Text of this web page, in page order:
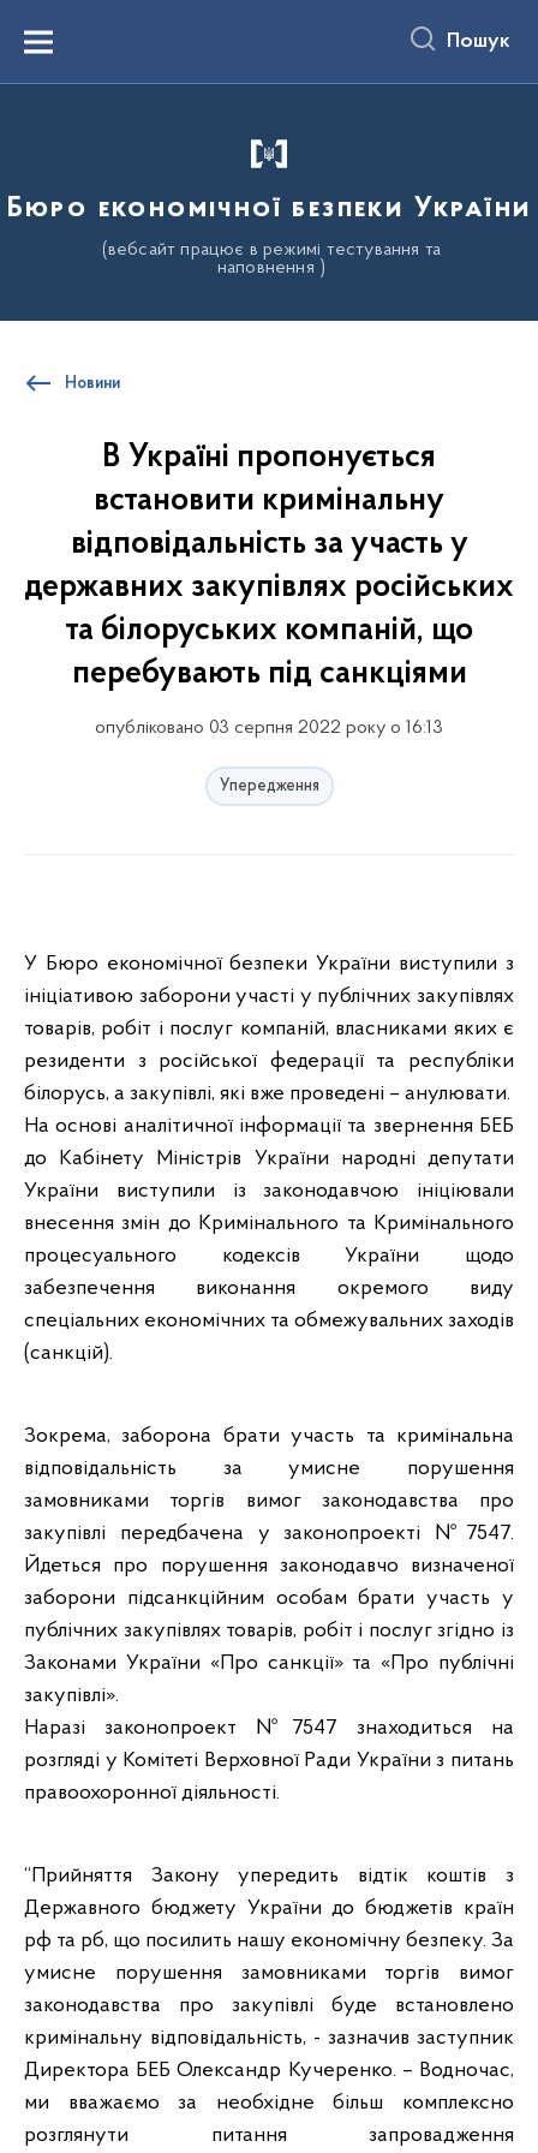
вмістуMenu Пошук
Бюро економічної безпеки України
(вебсайт працює в режимі тестування та
наповнення )
Новини
В Україні пропонується
встановити кримінальну
відповідальність за участь у
державних закупівлях російських
та білоруських компаній, що
перебувають під санкціями
опубліковано 03 серпня 2022 року о 16:13
Упередження
У Бюро економічної безпеки України виступили з
ініціативою заборони участі у публічних закупівлях
товарів, робіт і послуг компаній, власниками яких є
резиденти з російської федерації та республіки
білорусь, а закупівлі, які вже проведені – анулювати.
На основі аналітичної інформації та звернення БЕБ
до Кабінету Міністрів України народні депутати
України виступили із законодавчою ініціювали
внесення змін до Кримінального та Кримінального
процесуального кодексів України щодо
забезпечення виконання окремого виду
спеціальних економічних та обмежувальних заходів
(санкцій).
Зокрема, заборона брати участь та кримінальна
відповідальність за умисне порушення
замовниками торгів вимог законодавства про
закупівлі передбачена у законопроекті №7547.
Йдеться про порушення законодавчо визначеної
заборони підсанкційним особам брати участь у
публічних закупівлях товарів, робіт і послуг згідно із
Законами України «Про санкції» та «Про публічні
закупівлі».
Наразі законопроект №7547 знаходиться на
розгляді у Комітеті Верховної Ради України з питань
правоохоронної діяльності.
“Прийняття Закону упередить відтік коштів з
Державного бюджету України до бюджетів країн
рф та рб, що посилить нашу економічну безпеку. За
умисне порушення замовниками торгів вимог
законодавства про закупівлі буде встановлено
кримінальну відповідальність, - зазначив заступник
Директора БЕБ Олександр Кучеренко. – Водночас,
ми вважаємо за необхідне більш комплексно
розглянути питання запровадження